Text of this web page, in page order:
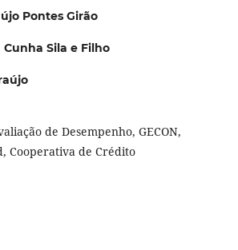
Pontes Girão
Sila e Filho
de Desempenho, GECON,
Cooperativa de Crédito